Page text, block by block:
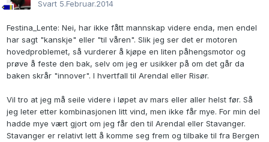
Svart 5.Februar.2014
Festina_Lente: Nei, har ikke fått mannskap videre enda, men endel
har sagt "kanskje" eller "til våren". Slik jeg ser det er motoren
hovedproblemet, så vurderer å kjøpe en liten påhengsmotor og
prøve å feste den bak, selv om jeg er usikker på om det går da
baken skrår "innover". I hvertfall til Arendal eller Risør.
Vil tro at jeg må seile videre i løpet av mars eller aller helst før. Så
jeg leter etter kombinasjonen litt vind, men ikke får mye. For min del
hadde mye vært gjort om jeg får den til Arendal eller Stavanger.
Stavanger er relativt lett å komme seg frem og tilbake til fra Bergen